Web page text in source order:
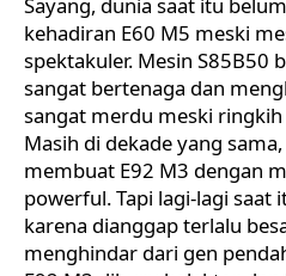
kehadiran E60 M5 meski
spektakuler. Mesin S85B50
sangat bertenaga dan
sangat merdu meski
Masih di dekade yang
membuat E92 M3 dengan
powerful. Tapi lagi-lagi
karena dianggap terlalu
menghindar dari gen